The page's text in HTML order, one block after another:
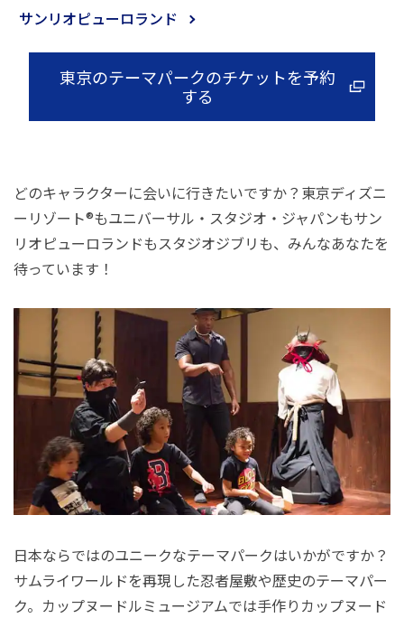
サンリオピューロランド
東京のテーマパークのチケットを予約
する
どのキャラクターに会いに行きたいですか？東京ディズニ
ーリゾート®もユニバーサル・スタジオ・ジャパンもサン
リオピューロランドもスタジオジブリも、みんなあなたを
待っています！
日本ならではのユニークなテーマパークはいかがですか？
サムライワールドを再現した忍者屋敷や歴史のテーマパー
ク。カップヌードルミュージアムでは手作りカップヌード